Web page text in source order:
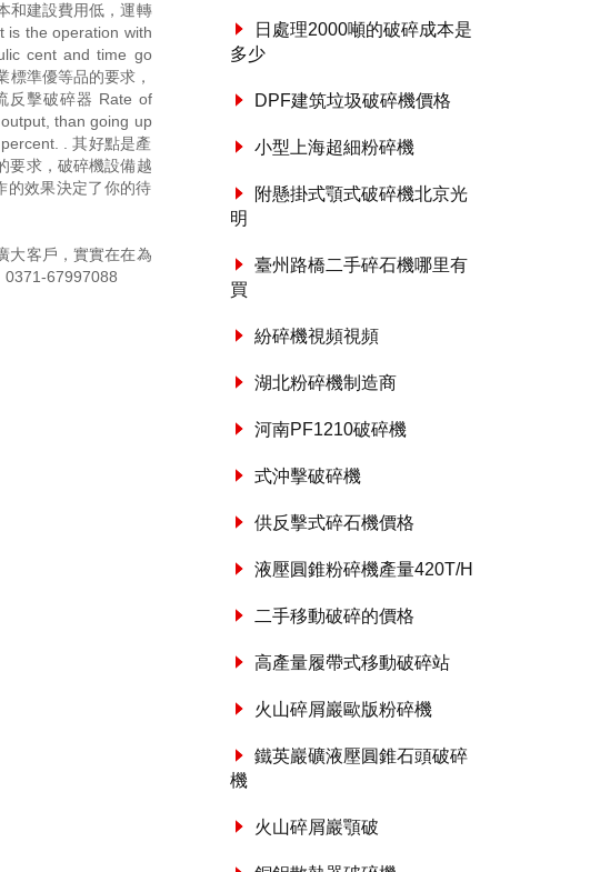
和建設費用低，運轉
is the operation with
cent and time go
準優等品的要求，
反擊破碎器 Rate of
than going up
. 其好點是產
要求，破碎機設備越
的效果決定了你的待
大客戶，實實在在為
0371-67997088
日處理2000噸的破碎成本是
多少
DPF建筑垃圾破碎機價格
小型上海超細粉碎機
附懸掛式顎式破碎機北京光
明
臺州路橋二手碎石機哪里有
買
紛碎機視頻視頻
湖北粉碎機制造商
河南PF1210破碎機
式沖擊破碎機
供反擊式碎石機價格
液壓圓錐粉碎機產量420T/H
二手移動破碎的價格
高產量履帶式移動破碎站
火山碎屑巖歐版粉碎機
鐵英巖礦液壓圓錐石頭破碎
機
火山碎屑巖顎破